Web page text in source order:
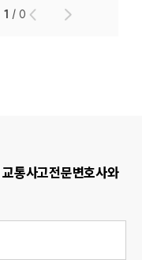
1 /0
교통사고전문변호사와